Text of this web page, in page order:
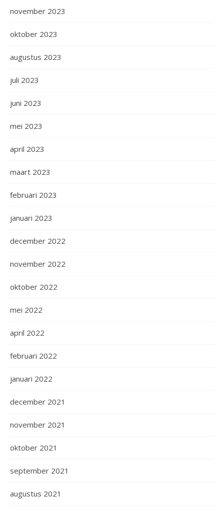
november 2023
oktober 2023
augustus 2023
juli 2023
juni 2023
mei 2023
april 2023
maart 2023
februari 2023
januari 2023
december 2022
november 2022
oktober 2022
mei 2022
april 2022
februari 2022
januari 2022
december 2021
november 2021
oktober 2021
september 2021
augustus 2021